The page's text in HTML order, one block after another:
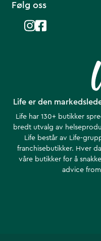
Life er den
Life har 130+ butikker
bredt utvalg av
Life består av Life-
franchisebutikker. Hver
våre butikker for å
advice
Følg oss